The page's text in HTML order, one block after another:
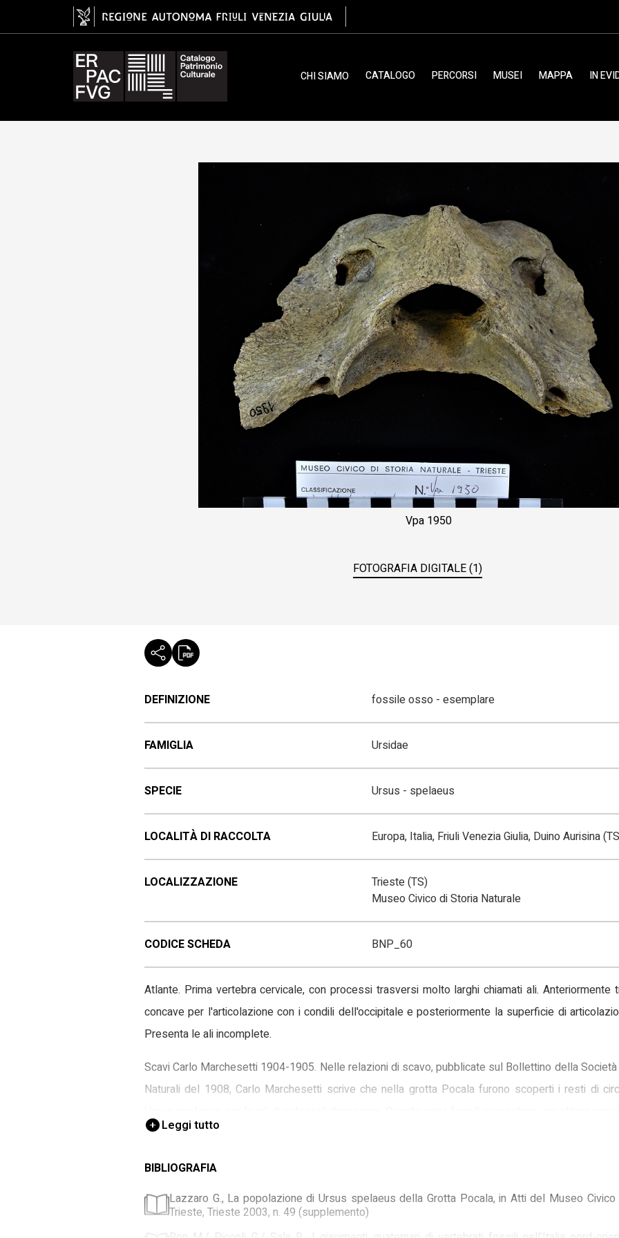
fossile, Animalia, Mammalia, Orso delle caverne
CHI SIAMO CATALOGO PERCORSI MUSEI MAPPA IN
Vpa 1950
FOTOGRAFIA DIGITALE (1)
DEFINIZIONE fossile osso - esemplare
FAMIGLIA Ursidae
SPECIE Ursus - spelaeus
LOCALITÀ DI RACCOLTA Europa, Italia, Friuli Venezia Giulia, Duino Aurisina
LOCALIZZAZIONE
Trieste (TS)
Museo Civico di Storia Naturale
CODICE SCHEDA BNP_60
Atlante. Prima vertebra cervicale, con processi trasversi molto larghi chiamati ali. Anteriormente
concave per l'articolazione con i condili dell'occipitale e posteriormente la superficie di
Presenta le ali incomplete.
Scavi Carlo Marchesetti 1904-1905. Nelle relazioni di scavo, pubblicate sul Bollettino della
Naturali del 1908, Carlo Marchesetti scrive che nella grotta Pocala furono scoperti i resti di
Leggi tutto
BIBLIOGRAFIA
Lazzaro G., La popolazione di Ursus spelaeus della Grotta Pocala, in Atti del Museo
Trieste, Trieste 2003, n. 49 (supplemento)